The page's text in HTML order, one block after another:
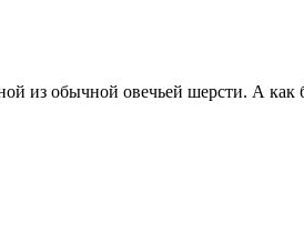
из обычной овечьей шерсти. А как